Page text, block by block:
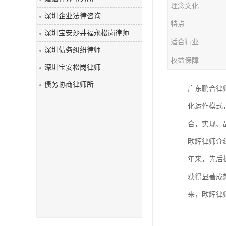
深圳企业法律咨询
深圳宝安沙井福永松岗律师
深圳债务纠纷律师
深圳宝安松岗律师
债务协商律师所
理念文化
特点
适合行业
权益保障
广东鹏合律
化运作模式
合，实现、
欧辉律师介
年来，先后
获得显著成
来，欧辉律